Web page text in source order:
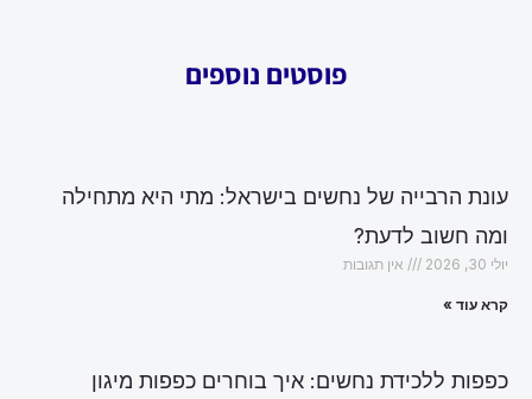
פוסטים נוספים
עונת הרבייה של נחשים בישראל: מתי היא מתחילה
ומה חשוב לדעת?
יולי 30, 2026 אין תגובות
קרא עוד »
כפפות ללכידת נחשים: איך בוחרים כפפות מיגון